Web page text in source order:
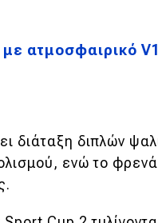
ατμοσφαιρικό
διάταξη διπλών
ενώ το